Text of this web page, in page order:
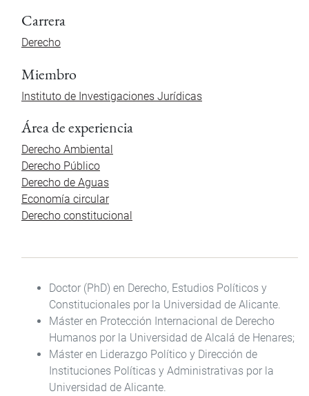
Carrera
Derecho
Miembro
Instituto de Investigaciones Jurídicas
Área de experiencia
Derecho Ambiental
Derecho Público
Derecho de Aguas
Economía circular
Derecho constitucional
Doctor (PhD) en Derecho, Estudios Políticos y
Constitucionales por la Universidad de Alicante.
Máster en Protección Internacional de Derecho
Humanos por la Universidad de Alcalá de Henares;
Máster en Liderazgo Político y Dirección de
Instituciones Políticas y Administrativas por la
Universidad de Alicante.